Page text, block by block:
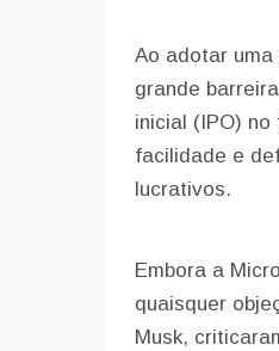
Ao adotar
grande
inicial (IPO)
facilidade e
lucrativos.
Embora a
quaisquer
Musk,